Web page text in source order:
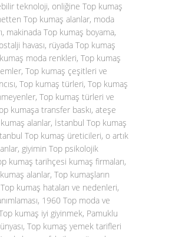
teknoloji, onliğine Top kumaş
Top kumaş alanlar, moda
makinada Top kumaş boyama,
havası, rüyada Top kumaş
moda renkleri, Top kumaş
Top kumaş çeşitleri ve
Top kumaş türleri, Top kumaş
Top kumaş türleri ve
kumaşa transfer baskı, ateşe
kumaş alanlar, İstanbul Top kumaş
Top kumaş üreticileri, o artık
giyimin Top psikolojik
kumaş tarihçesi kumaş firmaları,
alanlar, Top kumaşların
kumaş hataları ve nedenleri,
1960 Top moda ve
kumaş iyi giyinmek, Pamuklu
Top kumaş yemek tarifleri